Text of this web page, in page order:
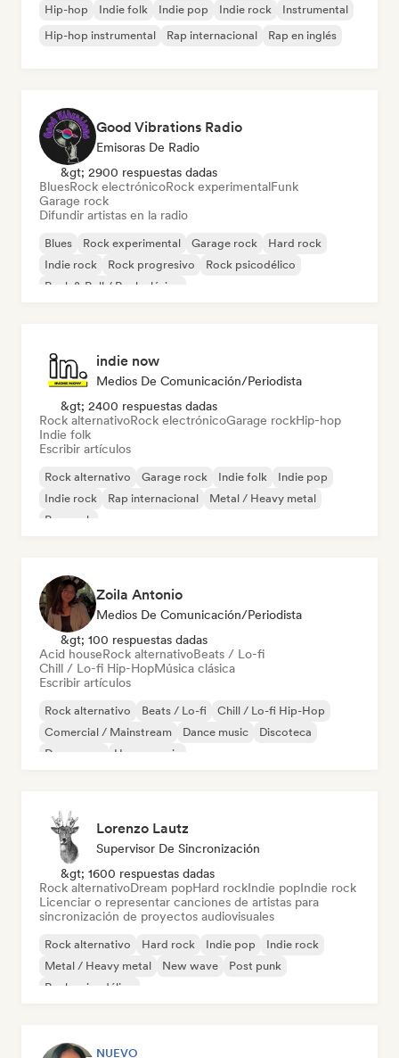
Hip-hop Indie folk Indie pop Indie rock
Instrumental
Hip-hop instrumental
Rap internacional Rap en inglés
Good Vibrations Radio
Emisoras De Radio
&gt; 2900 respuestas dadas
BluesRock electrónicoRock experimentalFunk
Garage rock
Difundir artistas en la radio
Blues Rock experimental Garage rock
Hard rock
Indie rock
Rock progresivo
Rock psicodélico
Rock & Roll / Rock clásico
indie now
Medios De Comunicación/Periodista
&gt; 2400 respuestas dadas
Rock alternativoRock electrónicoGarage rockHip-hop
Indie folk
Escribir artículos
Rock alternativo Garage rock Indie folk
Indie pop
Indie rock
Rap internacional
Metal / Heavy metal
Pop rock
Zoila Antonio
Medios De Comunicación/Periodista
&gt; 100 respuestas dadas
Acid houseRock alternativoBeats / Lo-fi
Chill / Lo-fi Hip-HopMúsica clásica
Escribir artículos
Rock alternativo Beats / Lo-fi
Chill / Lo-fi Hip-Hop
Comercial / Mainstream
Dance music
Discoteca
Dream pop
House music
Lorenzo Lautz
Supervisor De Sincronización
&gt; 1600 respuestas dadas
Rock alternativoDream popHard rockIndie popIndie rock
Licenciar o representar canciones de artistas para
sincronización de proyectos audiovisuales
Rock alternativo Hard rock Indie pop
Indie rock
Metal / Heavy metal
New wave
Post punk
Rock psicodélico
NUEVO